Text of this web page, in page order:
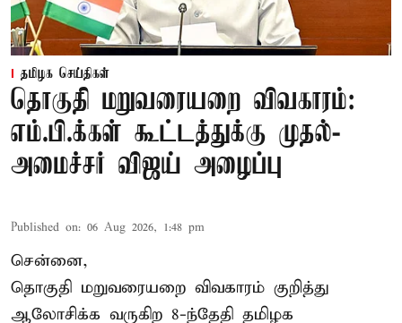
தமிழக செய்திகள்
தொகுதி மறுவரையறை விவகாரம்:
எம்.பி.க்கள் கூட்டத்துக்கு முதல்-
அமைச்சர் விஜய் அழைப்பு
Published on: 06 Aug 2026, 1:48 pm
சென்னை,
தொகுதி மறுவரையறை விவகாரம் குறித்து
ஆலோசிக்க வருகிற 8-ந்தேதி தமிழக